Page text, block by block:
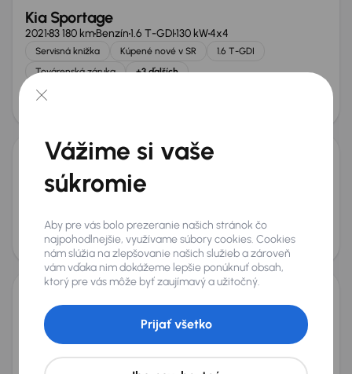
Kia Sportage
202183 180 kmBenzín1.6 T-GDI130 kW4x4
Servisná knižka Kúpené nové v SR
1.6 T-GDI
Továrenská záruka
+3 ďalších
Mesačná splátka
od 46 €
Audi A6 40 TDI
2020173 522 km Automat
Mesačná splátka
od 72 €
Akciová cena na úver
20 500 €
BMW X5 xDrive40i
2022 AutomatBenzín + Hybridné
245 kW
Servisná knižka xDrive40i
Vážime si vaše
súkromie
Aby pre vás bolo prezeranie našich stránok čo
najpohodlnejšie, využívame súbory cookies. Cookies
nám slúžia na zlepšovanie našich služieb a zároveň
vám vďaka nim dokážeme lepšie ponúknuť obsah,
ktorý pre vás môže byť zaujímavý a užitočný.
Prijať všetko